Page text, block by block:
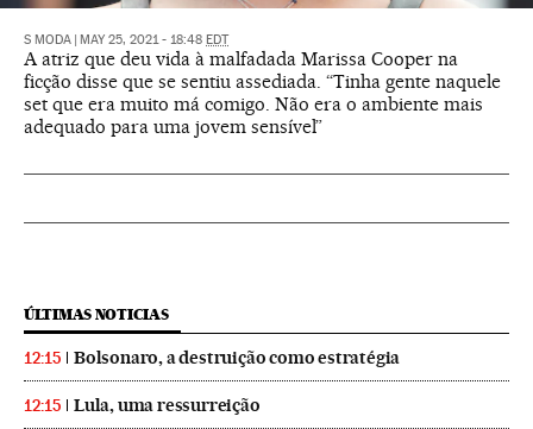
S MODA MAY 25, 2021 - 18:48 EDT
A atriz que deu vida à malfadada Marissa Cooper na
ficção disse que se sentiu assediada. “Tinha gente naquele
set que era muito má comigo. Não era o ambiente mais
adequado para uma jovem sensível”
ÚLTIMAS NOTICIAS
12:15 Bolsonaro, a destruição como estratégia
12:15 Lula, uma ressurreição